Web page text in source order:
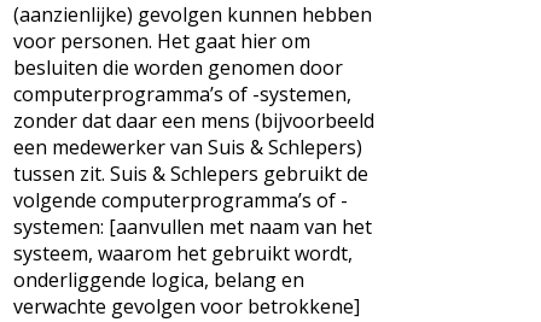
(aanzienlijke) gevolgen kunnen hebben
voor personen. Het gaat hier om
besluiten die worden genomen door
computerprogramma’s of -systemen,
zonder dat daar een mens (bijvoorbeeld
een medewerker van Suis & Schlepers)
tussen zit. Suis & Schlepers gebruikt de
volgende computerprogramma’s of -
systemen: [aanvullen met naam van het
systeem, waarom het gebruikt wordt,
onderliggende logica, belang en
verwachte gevolgen voor betrokkene]